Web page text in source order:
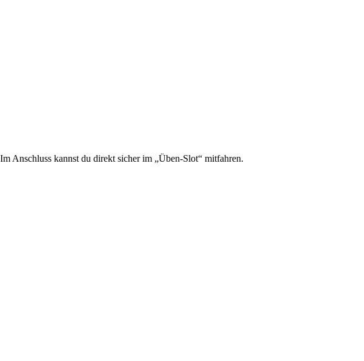
Anschluss kannst du direkt sicher im „Üben-Slot“ mitfahren.